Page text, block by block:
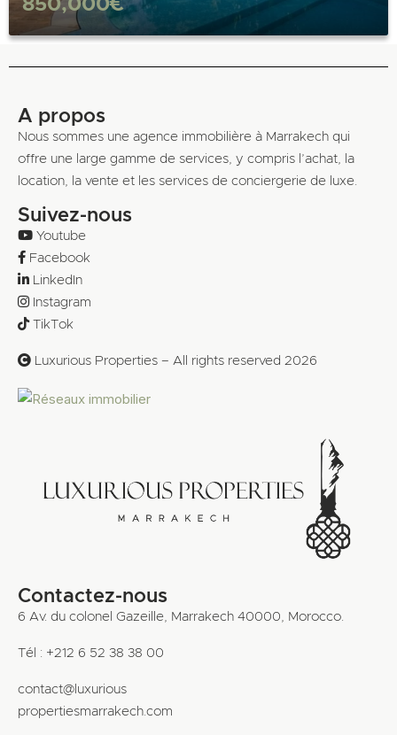
850,000€
A propos
Nous sommes une agence immobilière à Marrakech qui
offre une large gamme de services, y compris l’achat, la
location, la vente et les services de conciergerie de luxe.
Suivez-nous
Youtube
Facebook
LinkedIn
Instagram
TikTok
Luxurious Properties – All rights reserved 2026
Contactez-nous
6 Av. du colonel Gazeille, Marrakech 40000, Morocco.
Tél : +212 6 52 38 38 00
contact@luxurious
propertiesmarrakech.com